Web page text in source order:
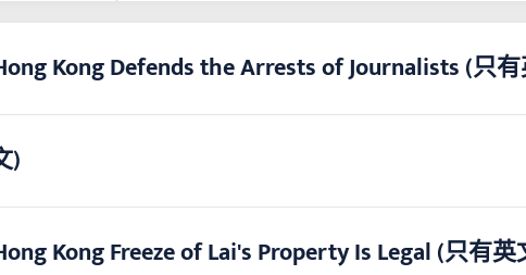
Kong Defends the Arrests of Journalists (只
)
Kong Freeze of Lai's Property Is Legal (只有英